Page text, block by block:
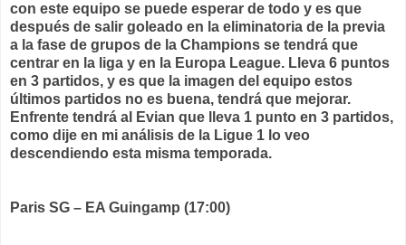
con este equipo se puede esperar de todo y es que
después de salir goleado en la eliminatoria de la previa
a la fase de grupos de la Champions se tendrá que
centrar en la liga y en la Europa League. Lleva 6 puntos
en 3 partidos, y es que la imagen del equipo estos
últimos partidos no es buena, tendrá que mejorar.
Enfrente tendrá al Evian que lleva 1 punto en 3 partidos,
como dije en mi análisis de la Ligue 1 lo veo
descendiendo esta misma temporada.
Paris SG – EA Guingamp (17:00)